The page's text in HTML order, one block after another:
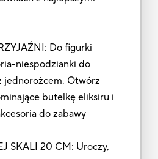
Do figurki
niespodzianki do
jednorożcem. Otwórz
butelkę eliksiru i
do zabawy
SKALI 20 CM: Uroczy,